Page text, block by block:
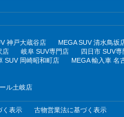
神戸大蔵谷店
MEGA SUV 清水鳥坂
店 岐阜 SUV専門店 四日市 SUV専
SUV 岡崎昭和町店
MEGA 輸入車 名
ル土岐店
く表示
古物営業法に基づく表示